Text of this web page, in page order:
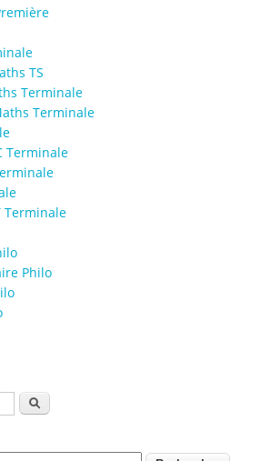
TS
Terminale
Terminale
Terminale
Terminale
Philo
Rechercher